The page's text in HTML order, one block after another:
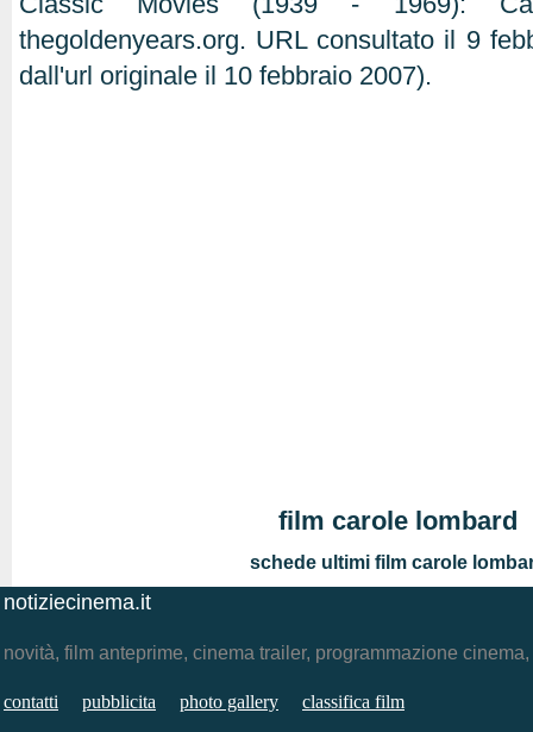
thegoldenyears.org. URL consultato il 9
dall'url originale il 10 febbraio 2007).
film carole lombard
schede ultimi film carole
notiziecinema.it
novità, film anteprime, cinema trailer, programmazione
contatti pubblicita photo gallery classifica film